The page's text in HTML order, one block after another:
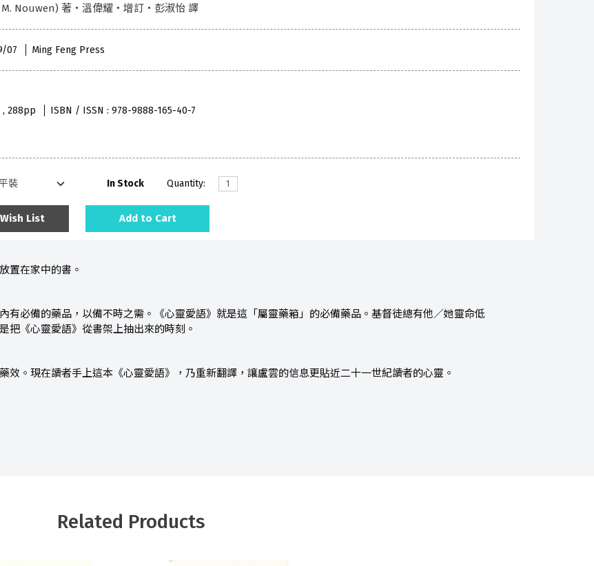
Nouwen) 著・溫偉耀・增訂・彭淑怡 譯
07 Ming Feng Press
, 288pp
ISBN / ISSN : 978-9888-165-40-7
In Stock Quantity:
List Add to Cart
置在家中的書。
有必備的藥品，以備不時之需。《心靈愛語》就是這「屬靈藥箱」的必備藥品。基督徒總有他／她靈命低
把《心靈愛語》從書架上抽出來的時刻。
效。現在讀者手上這本《心靈愛語》，乃重新翻譯，讓盧雲的信息更貼近二十一世紀讀者的心靈。
Related Products